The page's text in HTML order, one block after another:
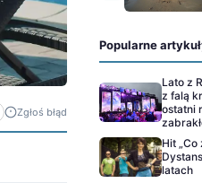
Zgłoś błąd
Popularne
Lato z
z falą
ostatni
Hit „Co
latach